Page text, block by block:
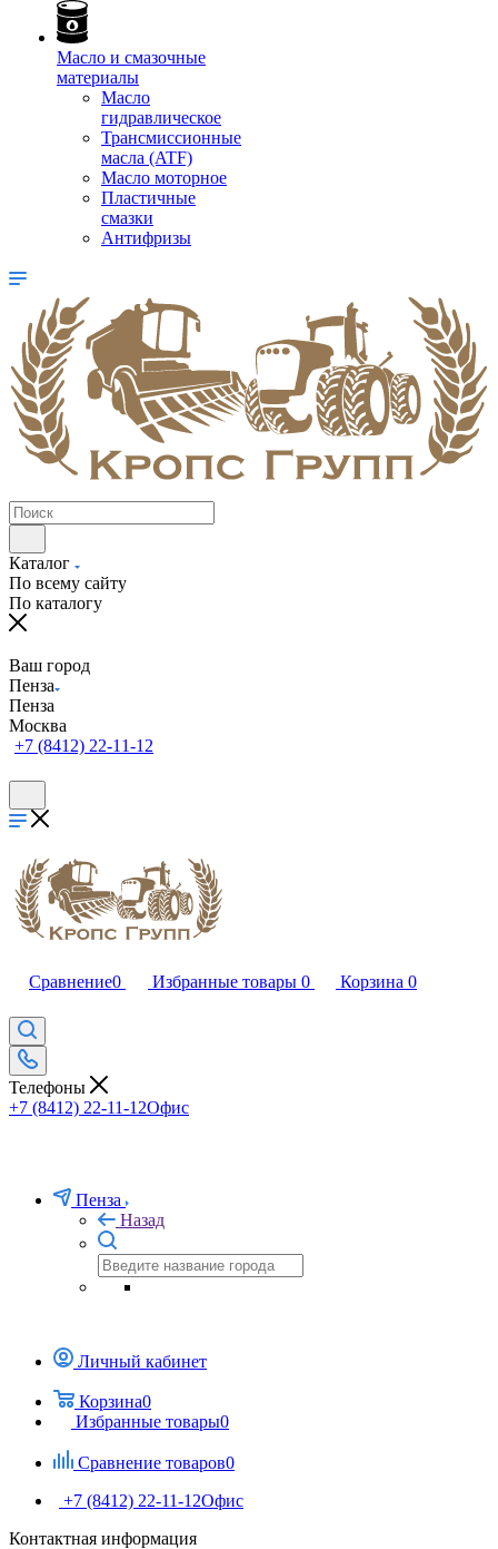
Масло и смазочные
материалы
Масло
гидравлическое
Трансмиссионные
масла (ATF)
Масло моторное
Пластичные
смазки
Антифризы
Каталог
По всему сайту
По каталогу
Ваш город
Пенза
Пенза
Москва
+7 (8412) 22-11-12
Сравнение0 Избранные товары 0 Корзина 0
Телефоны
+7 (8412) 22-11-12Офис
Пенза
Назад
Личный кабинет
Корзина0
Избранные товары0
Сравнение товаров0
+7 (8412) 22-11-12Офис
Контактная информация